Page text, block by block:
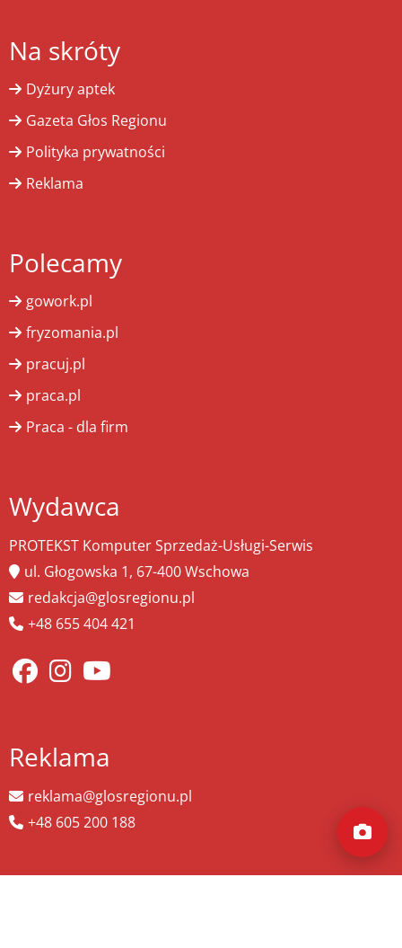
Na skróty
Dyżury aptek
Gazeta Głos Regionu
Polityka prywatności
Reklama
Polecamy
gowork.pl
fryzomania.pl
pracuj.pl
praca.pl
Praca - dla firm
Wydawca
PROTEKST Komputer Sprzedaż-Usługi-Serwis
ul. Głogowska 1, 67-400 Wschowa
redakcja@glosregionu.pl
+48 655 404 421
Reklama
reklama@glosregionu.pl
+48 605 200 188